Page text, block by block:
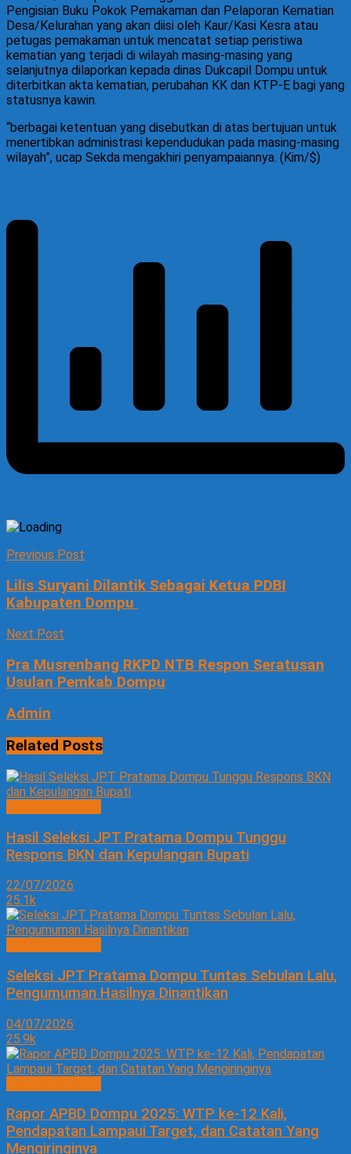
Pengisian Buku Pokok Pemakaman dan Pelaporan Kematian
Desa/Kelurahan yang akan diisi oleh Kaur/Kasi Kesra atau
petugas pemakaman untuk mencatat setiap peristiwa
kematian yang terjadi di wilayah masing-masing yang
selanjutnya dilaporkan kepada dinas Dukcapil Dompu untuk
diterbitkan akta kematian, perubahan KK dan KTP-E bagi yang
statusnya kawin.
“berbagai ketentuan yang disebutkan di atas bertujuan untuk
menertibkan administrasi kependudukan pada masing-masing
wilayah”, ucap Sekda mengakhiri penyampaiannya. (Kim/$)
Previous Post
Lilis Suryani Dilantik Sebagai Ketua PDBI
Kabupaten Dompu
Next Post
Pra Musrenbang RKPD NTB Respon Seratusan
Usulan Pemkab Dompu
Admin
Related Posts
Hasil Seleksi JPT Pratama Dompu Tunggu
Respons BKN dan Kepulangan Bupati
22/07/2026
25.1k
Seleksi JPT Pratama Dompu Tuntas Sebulan Lalu,
Pengumuman Hasilnya Dinantikan
04/07/2026
25.9k
Rapor APBD Dompu 2025: WTP ke-12 Kali,
Pendapatan Lampaui Target, dan Catatan Yang
Mengiringinya